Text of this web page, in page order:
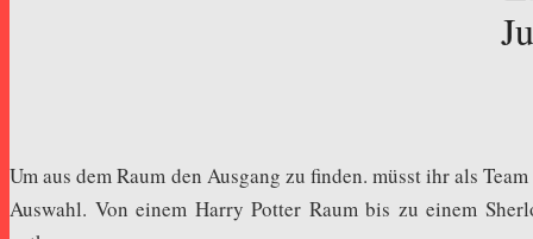
Um aus dem Raum den Ausgang zu finden. müsst ihr als
Auswahl. Von einem Harry Potter Raum bis zu einem